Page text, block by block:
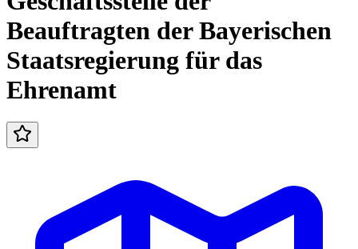
Beauftragten der Bayerischen
Staatsregierung für das
Ehrenamt